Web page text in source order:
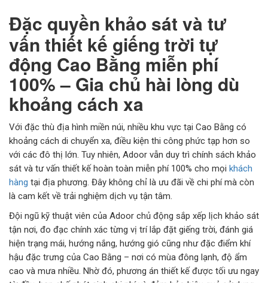
Đặc quyền khảo sát và tư
vấn thiết kế giếng trời tự
động Cao Bằng miễn phí
100% – Gia chủ hài lòng dù
khoảng cách xa
Với đặc thù địa hình miền núi, nhiều khu vực tại Cao Bằng có
khoảng cách di chuyển xa, điều kiện thi công phức tạp hơn so
với các đô thị lớn. Tuy nhiên, Adoor vẫn duy trì chính sách khảo
sát và tư vấn thiết kế hoàn toàn miễn phí 100% cho mọi khách
hàng tại địa phương. Đây không chỉ là ưu đãi về chi phí mà còn
là cam kết về trải nghiệm dịch vụ tận tâm.
Đội ngũ kỹ thuật viên của Adoor chủ động sắp xếp lịch khảo sát
tận nơi, đo đạc chính xác từng vị trí lắp đặt giếng trời, đánh giá
hiện trạng mái, hướng nắng, hướng gió cũng như đặc điểm khí
hậu đặc trưng của Cao Bằng – nơi có mùa đông lạnh, độ ẩm
cao và mưa nhiều. Nhờ đó, phương án thiết kế được tối ưu ngay